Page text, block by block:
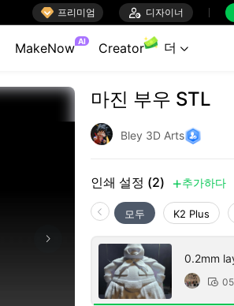
 프리미엄  디자이너
MakeNow AI Creator 더 
마진 부우 STL
Bley 3D Arts
인쇄 설정 (2)  추가하다
모두 K2 Plus
0.2mm
